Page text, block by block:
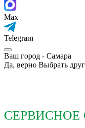
Max
Telegram
Ваш город - Самара
Да, верно Выбрать